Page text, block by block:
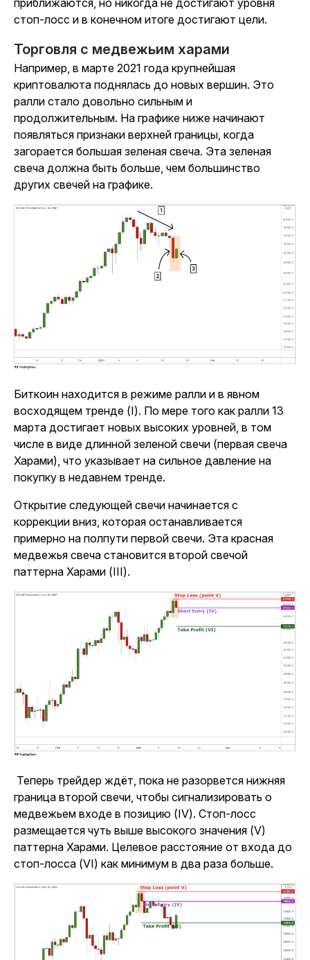
стоп-лосс и в конечном итоге достигают цели.
Торговля с медвежьим харами
Например, в марте 2021 года крупнейшая
криптовалюта поднялась до новых вершин. Это
ралли стало довольно сильным и
продолжительным. На графике ниже начинают
появляться признаки верхней границы, когда
загорается большая зеленая свеча. Эта зеленая
свеча должна быть больше, чем большинство
других свечей на графике.
Биткоин находится в режиме ралли и в явном
восходящем тренде (I). По мере того как ралли 13
марта достигает новых высоких уровней, в том
числе в виде длинной зеленой свечи (первая свеча
Харами), что указывает на сильное давление на
покупку в недавнем тренде.
Открытие следующей свечи начинается с
коррекции вниз, которая останавливается
примерно на полпути первой свечи. Эта красная
медвежья свеча становится второй свечой
паттерна Харами (III).
Теперь трейдер ждёт, пока не разорвется нижняя
граница второй свечи, чтобы сигнализировать о
медвежьем входе в позицию (IV). Стоп-лосс
размещается чуть выше высокого значения (V)
паттерна Харами. Целевое расстояние от входа до
стоп-лосса (VI) как минимум в два раза больше.